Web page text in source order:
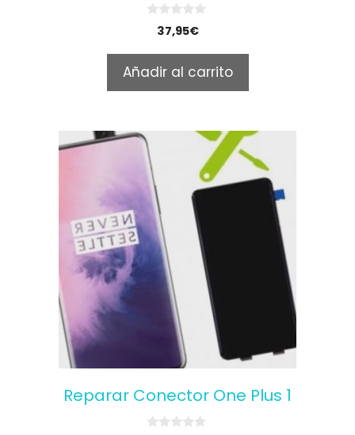
o
f
5
37,95€
Añadir al carrito
Reparar Conector One Plus 1